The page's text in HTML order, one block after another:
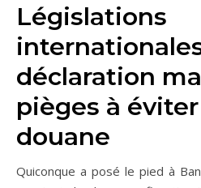
Législations
déclaration
pièges à éviter
douane
Quiconque a posé le pied à